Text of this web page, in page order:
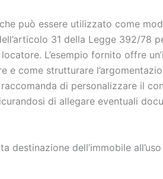
può essere utilizzato come
31 della Legge 392/78
L’esempio fornito offre
come strutturare
di personalizzare il
di allegare eventuali
destinazione dell’immobile